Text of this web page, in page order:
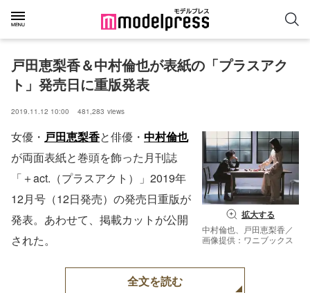
戸田恵梨香＆中村倫也が表紙の「プラスアク
ト」発売日に重版発表
2019.11.12 10:00 481,283 views
拡大する
中村倫也、戸田恵梨香／
画像提供：ワニブックス
女優・ 戸田恵梨香と俳優・ 中村倫也
が両面表紙と巻頭を飾った月刊誌
「＋act.（プラスアクト）」2019年
12月号（12日発売）の発売日重版が
発表。あわせて、掲載カットが公開
された。
全文を読む